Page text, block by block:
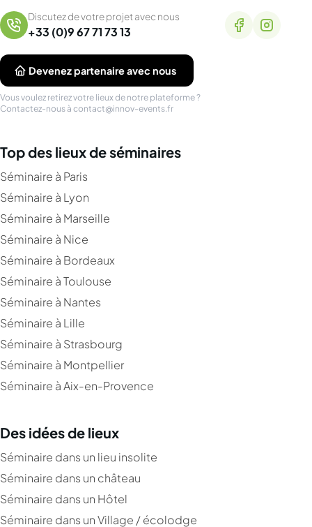
Discutez de votre projet avec nous
+33 (0)9 67 71 73 13
Devenez partenaire avec nous
Vous voulez retirez votre lieux de notre plateforme ?
Contactez-nous à contact@innov-events.fr
Top des lieux de séminaires
Séminaire à Paris
Séminaire à Lyon
Séminaire à Marseille
Séminaire à Nice
Séminaire à Bordeaux
Séminaire à Toulouse
Séminaire à Nantes
Séminaire à Lille
Séminaire à Strasbourg
Séminaire à Montpellier
Séminaire à Aix-en-Provence
Des idées de lieux
Séminaire dans un lieu insolite
Séminaire dans un château
Séminaire dans un Hôtel
Séminaire dans un Village / écolodge